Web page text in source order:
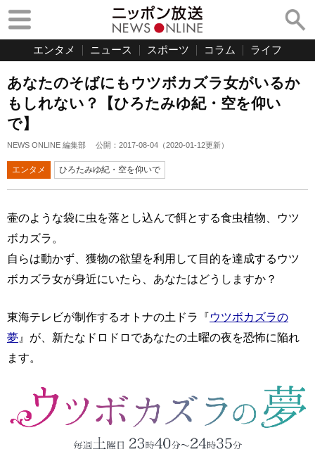
エンタメ ニュース スポーツ コラム ライフ
あなたのそばにもウツボカズラ女がいるか
もしれない？【ひろたみゆ紀・空を仰い
で】
NEWS ONLINE 編集部 公開： 2017-08-04 （2020-01-12更新）
エンタメ ひろたみゆ紀・空を仰いで
壷のような袋に虫を落とし込んで餌とする食虫植物、ウツ
ボカズラ。
自らは動かず、獲物の欲望を利用して目的を達成するウツ
ボカズラ女が身近にいたら、あなたはどうしますか？
東海テレビが制作するオトナの土ドラ『ウツボカズラの
夢 』が、新たなドロドロであなたの土曜の夜を恐怖に陥れ
ます。